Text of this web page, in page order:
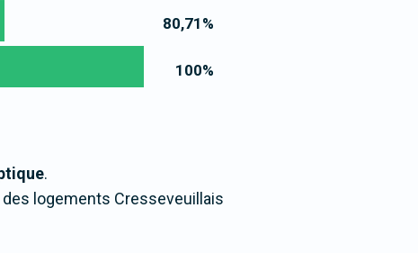
80,71 %
100%
.
logements Cresseveuillais